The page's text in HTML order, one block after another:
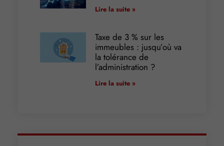
Lire la suite »
Taxe de 3 % sur les
immeubles : jusqu’où va
la tolérance de
l’administration ?
Lire la suite »